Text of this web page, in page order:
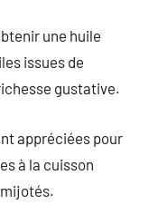
une huile
issues de
gustative.
appréciées pour
à la cuisson